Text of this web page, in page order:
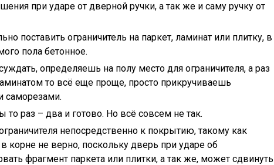
при ударе от дверной ручки, а так же и саму ручку от
поставить ограничитель на паркет, ламинат или плитку, в
пола бетонное.
определяешь на полу место для ограничителя, а раз
то всё еще проще, просто прикручиваешь
саморезами.
то раз – два и готово. Но всё совсем не так.
непосредственно к покрытию, такому как
корне не верно, поскольку дверь при ударе об
фрагмент паркета или плитки, а так же, может сдвинуть